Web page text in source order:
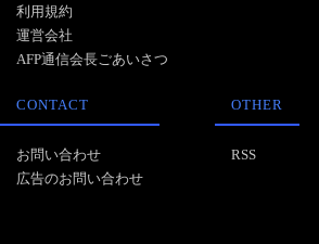
利用規約
運営会社
AFP通信会長ごあいさつ
CONTACT
お問い合わせ
広告のお問い合わせ
OTHER
RSS